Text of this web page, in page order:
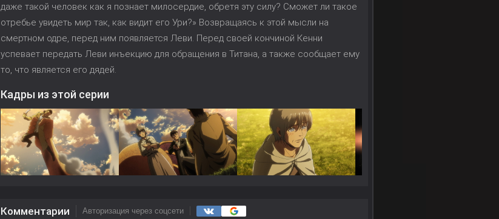
даже такой человек как я познает милосердие, обретя эту силу? Сможет ли такое
отребье увидеть мир так, как видит его Ури?» Возвращаясь к этой мысли на
смертном одре, перед ним появляется Леви. Перед своей кончиной Кенни
успевает передать Леви инъекцию для обращения в Титана, а также сообщает ему
то, что является его дядей.
Кадры из этой серии
Комментарии Авторизация через соцсети